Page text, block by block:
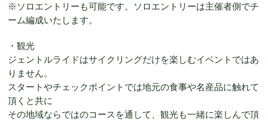
※ソロエントリーも可能です。ソロエントリーは主催者側でチ
ーム編成いたします。
・観光
ジェントルライドはサイクリングだけを楽しむイベントではあ
りません。
スタートやチェックポイントでは地元の食事や名産品に触れて
頂くと共に
その地域ならではのコースを通して、観光も一緒に楽しんで頂